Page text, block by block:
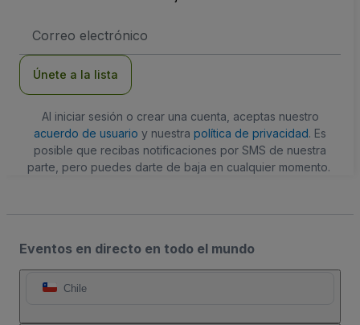
de
Únete a la lista
Al iniciar sesión o crear una cuenta, aceptas nuestro
acuerdo de usuario y nuestra política de privacidad. Es
posible que recibas notificaciones por SMS de nuestra
parte, pero puedes darte de baja en cualquier momento.
Eventos en directo en todo el mundo
Chile